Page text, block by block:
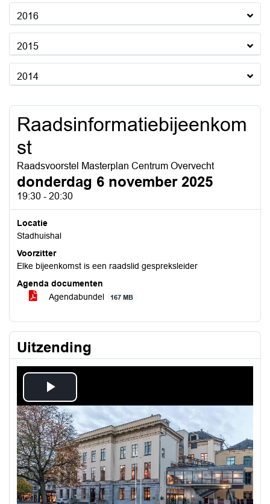
2016
2015
2014
Raadsinformatiebijeenkom
st
Raadsvoorstel Masterplan Centrum Overvecht
donderdag 6 november 2025
19:30 - 20:30
Locatie
Stadhuishal
Voorzitter
Elke bijeenkomst is een raadslid gespreksleider
Agenda documenten
Agendabundel
167 MB
Uitzending
Play
Video